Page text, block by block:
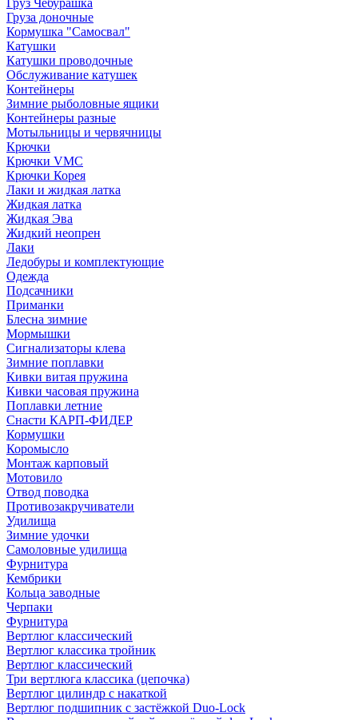
Груз Чебурашка
Груза доночные
Кормушка "Самосвал"
Катушки
Катушки проводочные
Обслуживание катушек
Контейнеры
Зимние рыболовные ящики
Контейнеры разные
Мотыльницы и червячницы
Крючки
Крючки VMC
Крючки Корея
Лаки и жидкая латка
Жидкая латка
Жидкая Эва
Жидкий неопрен
Лаки
Ледобуры и комплектующие
Одежда
Подсачники
Приманки
Блесна зимние
Мормышки
Сигнализаторы клева
Зимние поплавки
Кивки витая пружина
Кивки часовая пружина
Поплавки летние
Снасти КАРП-ФИДЕР
Кормушки
Коромысло
Монтаж карповый
Мотовило
Отвод поводка
Противозакручиватели
Удилища
Зимние удочки
Самоловные удилища
Фурнитура
Кембрики
Кольца заводные
Черпаки
Фурнитура
Вертлюг классический
Вертлюг классика тройник
Вертлюг классический
Три вертлюга классика (цепочка)
Вертлюг цилиндр с накаткой
Вертлюг подшипник с застёжкой Duo-Lock